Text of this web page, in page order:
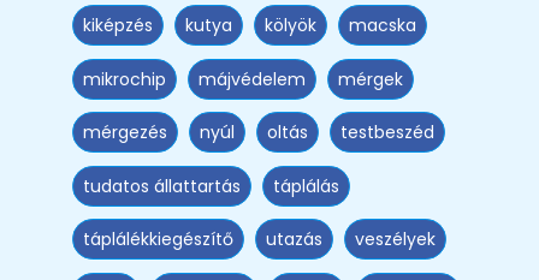
kiképzés kutya kölyök macska
mikrochip májvédelem mérgek
mérgezés nyúl oltás testbeszéd
tudatos állattartás táplálás
táplálékkiegészítő utazás veszélyek